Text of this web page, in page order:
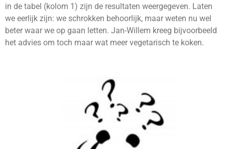
in de tabel (kolom 1) zijn de resultaten weergegeven. Laten
we eerlijk zijn: we schrokken behoorlijk, maar weten nu wel
beter waar we op gaan letten. Jan-Willem kreeg bijvoorbeeld
het advies om toch maar wat meer vegetarisch te koken.